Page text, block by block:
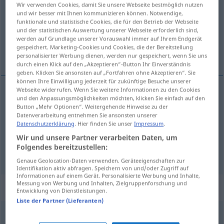
Übersicht aller Übersetzungen
(Für mehr Details die Übersetzung anklicken/antippen)
desganado, sin ganas, desanimado
desganado unlustig
sin ganas unlustig
desanimado unlustig
„unlustig“: Adverb
Wir verwenden Cookies, damit Sie unsere Webseite bestmöglich nutzen
und wir besser mit Ihnen kommunizieren können. Notwendige,
funktionale und statistische Cookies, die für den Betrieb der Webseite
und der statistischen Auswertung unserer Webseite erforderlich sind,
werden auf Grundlage unserer Vorauswahl immer auf Ihrem Endgerät
gespeichert. Marketing-Cookies und Cookies, die der Bereitstellung
personalisierter Werbung dienen, werden nur gespeichert, wenn Sie uns
durch einen Klick auf den „Akzeptieren“-Button Ihr Einverständnis
geben. Klicken Sie ansonsten auf „Fortfahren ohne Akzeptieren“. Sie
können Ihre Einwilligung jederzeit für zukünftige Besuche unserer
Webseite widerrufen. Wenn Sie weitere Informationen zu den Cookies
und den Anpassungsmöglichkeiten möchten, klicken Sie einfach auf den
Button „Mehr Optionen“. Weitergehende Hinweise zu der
Datenverarbeitung entnehmen Sie ansonsten unserer
Datenschutzerklärung . Hier finden Sie unserImpressum
Wir und unsere Partner verarbeiten Daten, um
Folgendes bereitzustellen:
Genaue Geolocation-Daten verwenden. Geräteeigenschaften zur
Identifikation aktiv abfragen. Speichern von und/oder Zugriff auf
Informationen auf einem Gerät. Personalisierte Werbung und Inhalte,
Messung von Werbung und Inhalten, Zielgruppenforschung und
Entwicklung von Dienstleistungen.
Liste der Partner (Lieferanten)